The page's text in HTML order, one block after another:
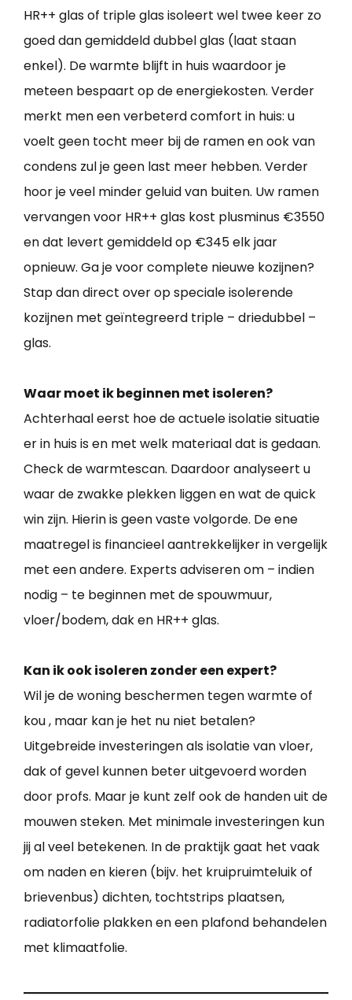
HR++ glas of triple glas isoleert wel twee keer zo
goed dan gemiddeld dubbel glas (laat staan
enkel). De warmte blijft in huis waardoor je
meteen bespaart op de energiekosten. Verder
merkt men een verbeterd comfort in huis: u
voelt geen tocht meer bij de ramen en ook van
condens zul je geen last meer hebben. Verder
hoor je veel minder geluid van buiten. Uw ramen
vervangen voor HR++ glas kost plusminus €3550
en dat levert gemiddeld op €345 elk jaar
opnieuw. Ga je voor complete nieuwe kozijnen?
Stap dan direct over op speciale isolerende
kozijnen met geïntegreerd triple – driedubbel –
glas.
Waar moet ik beginnen met isoleren?
Achterhaal eerst hoe de actuele isolatie situatie
er in huis is en met welk materiaal dat is gedaan.
Check de warmtescan. Daardoor analyseert u
waar de zwakke plekken liggen en wat de quick
win zijn. Hierin is geen vaste volgorde. De ene
maatregel is financieel aantrekkelijker in vergelijk
met een andere. Experts adviseren om – indien
nodig – te beginnen met de spouwmuur,
vloer/bodem, dak en HR++ glas.
Kan ik ook isoleren zonder een expert?
Wil je de woning beschermen tegen warmte of
kou , maar kan je het nu niet betalen?
Uitgebreide investeringen als isolatie van vloer,
dak of gevel kunnen beter uitgevoerd worden
door profs. Maar je kunt zelf ook de handen uit de
mouwen steken. Met minimale investeringen kun
jij al veel betekenen. In de praktijk gaat het vaak
om naden en kieren (bijv. het kruipruimteluik of
brievenbus) dichten, tochtstrips plaatsen,
radiatorfolie plakken en een plafond behandelen
met klimaatfolie.